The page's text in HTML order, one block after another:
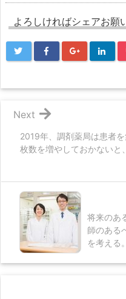
よろしければシェアお願
2019年、調剤薬局は患者
枚数を増やしておかないと
Next
将来のあ
師のある
を考える。